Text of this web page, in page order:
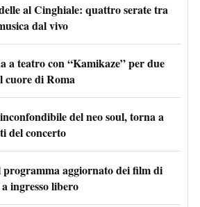
al Cinghiale: quattro serate tra
dal vivo
a teatro con “Kamikaze” per due
cuore di Roma
del neo soul, torna a
del concerto
aggiornato dei film di
ingresso libero